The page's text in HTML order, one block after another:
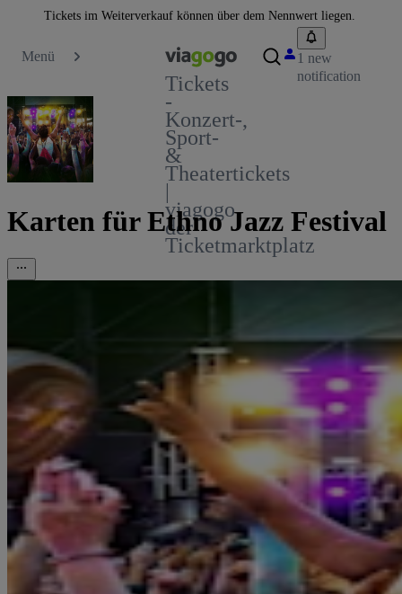
Tickets im Weiterverkauf können über dem Nennwert liegen.
Menü
Tickets
-
Konzert-,
Sport-
&
Theatertickets
|
viagogo
der
Ticketmarktplatz
1 new
notification
Karten für Ethno Jazz Festival